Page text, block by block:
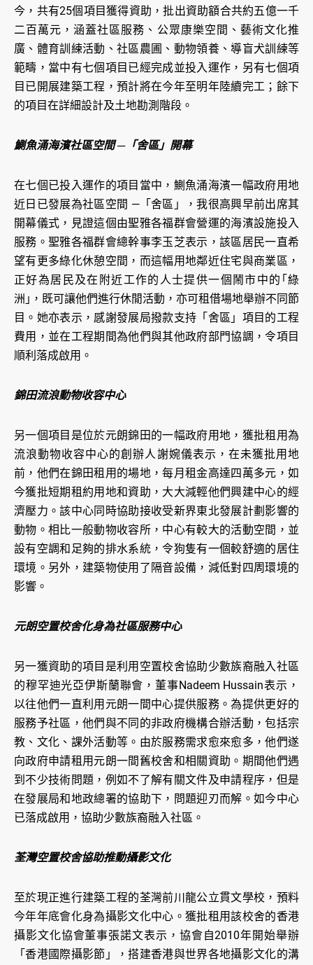
今，共有25個項目獲得資助，批出資助額合共約五億一千
二百萬元，涵蓋社區服務、公眾康樂空間、藝術文化推
廣、體育訓練活動、社區農圃、動物領養、導盲犬訓練等
範疇，當中有七個項目已經完成並投入運作，另有七個項
目已開展建築工程，預計將在今年至明年陸續完工；餘下
的項目在詳細設計及土地勘測階段。
鰂魚涌海濱社區空間 ─「舍區」開幕
在七個已投入運作的項目當中，鰂魚涌海濱一幅政府用地
近日已發展為社區空間 —「舍區」，我很高興早前出席其
開幕儀式，見證這個由聖雅各福群會營運的海濱設施投入
服務。聖雅各福群會總幹事李玉芝表示，該區居民一直希
望有更多綠化休憩空間，而這幅用地鄰近住宅與商業區，
正好為居民及在附近工作的人士提供一個鬧市中的｢綠
洲｣，既可讓他們進行休閒活動，亦可租借場地舉辦不同節
目。她亦表示，感謝發展局撥款支持「舍區」項目的工程
費用，並在工程期間為他們與其他政府部門協調，令項目
順利落成啟用。
錦田流浪動物收容中心
另一個項目是位於元朗錦田的一幅政府用地，獲批租用為
流浪動物收容中心的創辦人謝婉儀表示，在未獲批用地
前，他們在錦田租用的場地，每月租金高達四萬多元，如
今獲批短期租約用地和資助，大大減輕他們興建中心的經
濟壓力。該中心同時協助接收受新界東北發展計劃影響的
動物。相比一般動物收容所，中心有較大的活動空間，並
設有空調和足夠的排水系統，令狗隻有一個較舒適的居住
環境。另外，建築物使用了隔音設備，減低對四周環境的
影響。
元朗空置校舍化身為社區服務中心
另一獲資助的項目是利用空置校舍協助少數族裔融入社區
的穆罕迪光亞伊斯蘭聯會，董事Nadeem Hussain表示，
以往他們一直利用元朗一間中心提供服務。為提供更好的
服務予社區，他們與不同的非政府機構合辦活動，包括宗
教、文化、課外活動等。由於服務需求愈來愈多，他們遂
向政府申請租用元朗一間舊校舍和相關資助。期間他們遇
到不少技術問題，例如不了解有關文件及申請程序，但是
在發展局和地政總署的協助下，問題迎刃而解。如今中心
已落成啟用，協助少數族裔融入社區。
荃灣空置校舍協助推動攝影文化
至於現正進行建築工程的荃灣前川龍公立貫文學校，預料
今年年底會化身為攝影文化中心。獲批租用該校舍的香港
攝影文化協會董事張諾文表示，協會自2010年開始舉辦
「香港國際攝影節」，搭建香港與世界各地攝影文化的溝